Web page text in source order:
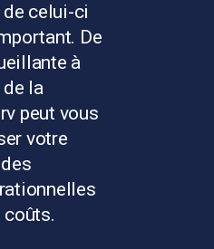
de celui-ci
De
à
de la
peut vous
votre
coûts.